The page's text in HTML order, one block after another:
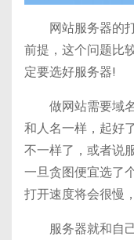
网站服务器的打
前提，这个问题比
定要选好服务器!
做网站需要域名
和人名一样，起好
不一样了，或者说
一旦贪图便宜选了
打开速度将会很慢
服务器就和自己